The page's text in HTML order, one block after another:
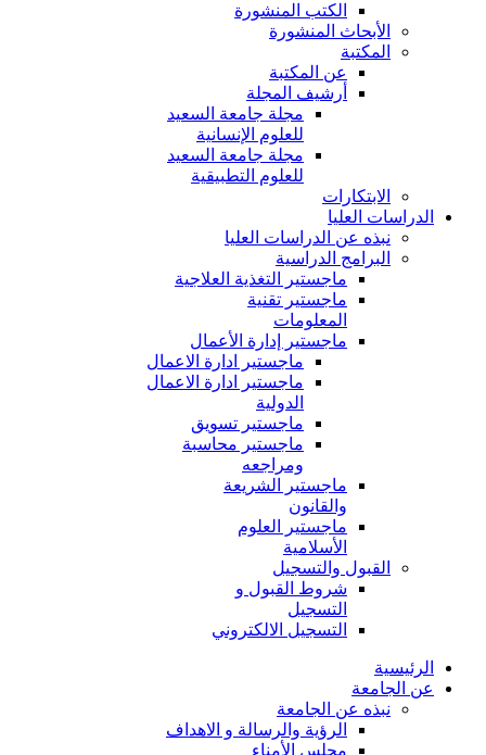
الكتب المنشورة
الأبحاث المنشورة
المكتبة
عن المكتبة
أرشيف المجلة
مجلة جامعة السعيد
للعلوم الإنسانية
مجلة جامعة السعيد
للعلوم التطبيقية
الابتكارات
الدراسات العليا
نبذه عن الدراسات العليا
البرامج الدراسية
ماجستير التغذية العلاجية
ماجستير تقنية
المعلومات
ماجستير إدارة الأعمال
ماجستير ادارة الاعمال
ماجستير ادارة الاعمال
الدولية
ماجستير تسويق
ماجستير محاسبة
ومراجعه
ماجستير الشريعة
والقانون
ماجستير العلوم
الأسلامية
القبول والتسجيل
شروط القبول و
التسجيل
التسجيل الالكتروني
الرئيسية
عن الجامعة
نبذه عن الجامعة
الرؤية والرسالة و الاهداف
مجلس الأمناء